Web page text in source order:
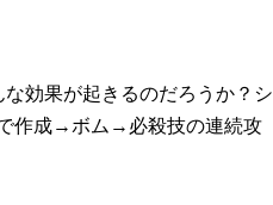
効果が起きるのだろうか？シ
作成→ボム→必殺技の連続攻